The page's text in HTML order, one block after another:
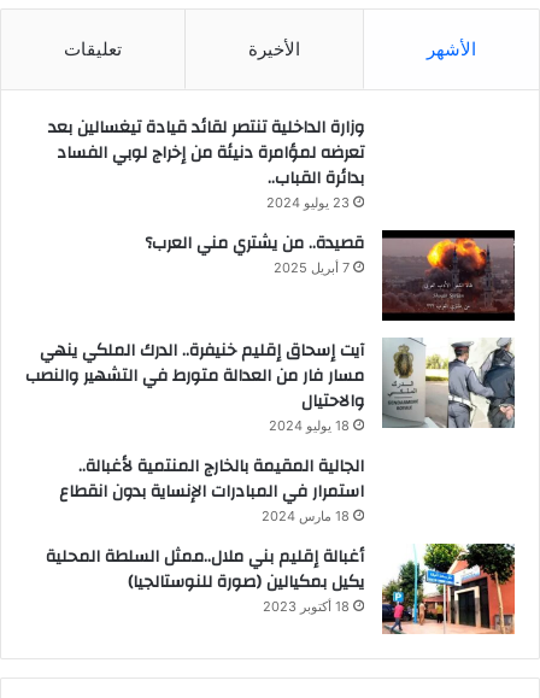
الأشهر الأخيرة تعليقات
وزارة الداخلية تنتصر لقائد قيادة تيغسالين بعد
تعرضه لمؤامرة دنيئة من إخراج لوبي الفساد
بدائرة القباب..
23 يوليو 2024
قصيدة.. من يشتري مني العرب؟
7 أبريل 2025
آيت إسحاق إقليم خنيفرة.. الدرك الملكي ينهي
مسار فار من العدالة متورط في التشهير والنصب
والاحتيال
18 يوليو 2024
الجالية المقيمة بالخارج المنتمية لأغبالة..
استمرار في المبادرات الإنساية بدون انقطاع
18 مارس 2024
أغبالة إقليم بني ملال..ممثل السلطة المحلية
يكيل بمكيالين (صورة للنوستالجيا)
18 أكتوبر 2023